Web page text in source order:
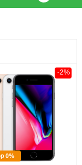
0%
-2%